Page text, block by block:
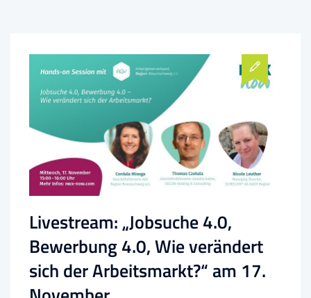
Livestream: „Jobsuche 4.0,
Bewerbung 4.0, Wie verändert
sich der Arbeitsmarkt?“ am 17.